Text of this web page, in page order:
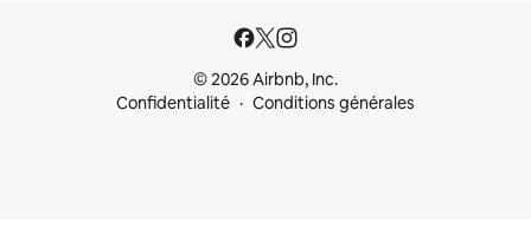
© 2026 Airbnb, Inc.
Confidentialité
Conditions générales